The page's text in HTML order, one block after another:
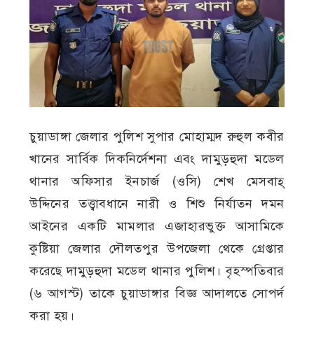
চুয়াডাঙ্গা জেলার পুলিশ সুপার মোহাম্মদ রুহুল কবীর
খানের সার্বিক দিকনির্দেশনা এবং দামুড়হুদা মডেল
থানার অফিসার ইনচার্জ (ওসি) শেখ মেসবাহ্
উদ্দিনের তত্ত্বাবধানে নারী ও শিশু নির্যাতন দমন
আইনের একটি মামলার এজাহারভুক্ত আসামিকে
কুষ্টিয়া জেলার দৌলতপুর উপজেলা থেকে গ্রেপ্তার
করেছে দামুড়হুদা মডেল থানার পুলিশ। বৃহস্পতিবার
(৬ আগস্ট) তাকে চুয়াডাঙ্গার বিজ্ঞ আদালতে সোপর্দ
করা হয়।